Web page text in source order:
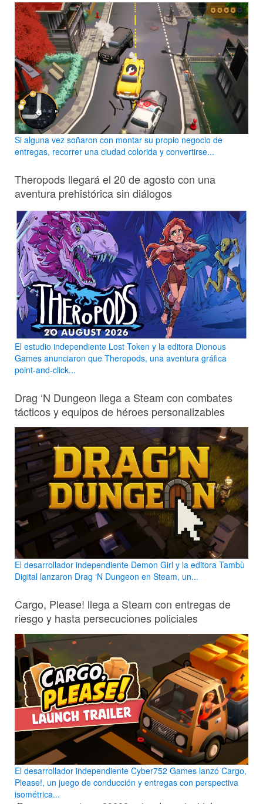
Si alguna vez soñaron con montar su propio negocio de
entregas, recorrer una ciudad colorida y convertirse...
Theropods llegará el 20 de agosto con una
aventura prehistórica sin diálogos
El estudio independiente Lost Token y la editora Dionous
Games anunciaron que Theropods, una aventura gráfica
point-and-click...
Drag ‘N Dungeon llega a Steam con combates
tácticos y equipos de héroes personalizables
El desarrollador independiente Demon Girl y la editora Tambù
Digital lanzaron Drag ‘N Dungeon en Steam, un...
Cargo, Please! llega a Steam con entregas de
riesgo y hasta persecuciones policiales
El desarrollador independiente Cyber752 Games lanzó Cargo,
Please!, un juego de conducción y entregas con perspectiva
isométrica...